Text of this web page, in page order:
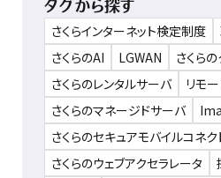
タグから探す
さくらインターネット検定制度
さくらのAI
LGWAN
さくら
さくらのレンタルサーバ
リモ
さくらのマネージドサーバ
さくらのセキュアモバイルコネク
さくらのウェブアクセラレータ